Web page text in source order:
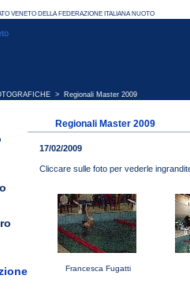
> Regionali Master 2009
Regionali Master 2009
17/02/2009
Cliccare sulle foto per vederle
Francesca Fugatti